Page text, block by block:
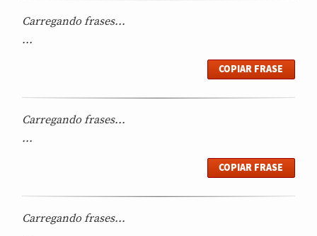
Carregando frases...
...
COPIAR FRASE
Carregando frases...
...
COPIAR FRASE
Carregando frases...